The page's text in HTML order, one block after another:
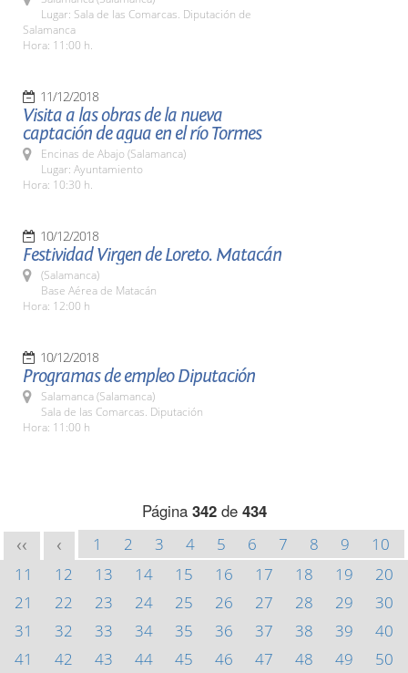
Lugar: Sala de las Comarcas. Diputación de
Salamanca
Hora: 11:00 h.
11/12/2018
Visita a las obras de la nueva
captación de agua en el río Tormes
Encinas de Abajo (Salamanca)
Lugar: Ayuntamiento
Hora: 10:30 h.
10/12/2018
Festividad Virgen de Loreto. Matacán
(Salamanca)
Base Aérea de Matacán
Hora: 12:00 h
10/12/2018
Programas de empleo Diputación
Salamanca (Salamanca)
Sala de las Comarcas. Diputación
Hora: 11:00 h
Página 342de 434
<< < 1 2 3 4 5 6 7 8 9
10
11
12 13 14 15 16 17 18 19
20
21
22 23 24 25 26 27 28 29
30
31
32 33 34 35 36 37 38 39
40
41
42 43 44 45 46 47 48 49
50